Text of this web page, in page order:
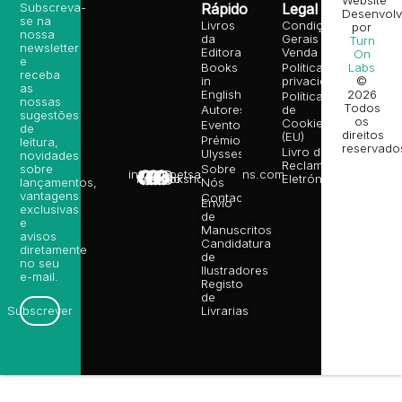
info@poetsandragons.com
Infantil
Adulto
Bookshop
Rápido
Livros
da
Editora
Books
in
English
Autores
Eventos
Prémio
Ulysses
Sobre
Nós
Contactos
Envio
de
Manuscritos
Candidatura
de
Ilustradores
Registo
de
Livrarias
Legal
Condições
Gerais de
Venda
Política de
privacidade
Política
de
Cookies
(EU)
Livro de
Reclamações
Eletrónico
Subscreva-
se na
nossa
newsletter
e
receba
as
nossas
sugestões
de
leitura,
novidades
sobre
lançamentos,
vantagens
exclusivas
e
avisos
diretamente
no seu
e-mail.
Subscrever
por
Turn
On
Labs
©
2026
Todos
os
direitos